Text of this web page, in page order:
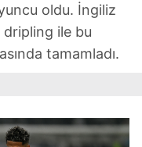
oldu. İngiliz
dripling ile bu
tamamladı.